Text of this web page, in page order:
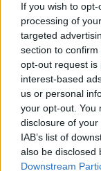
If you wish to
processing of
targeted
section to
opt-out request is
interest-based
us or personal
your opt-out. You
disclosure of
IAB’s list of
also be disclosed
Downstream
aumentam a
prolongado
prejudicar o
Fabiano de
evidências de
genéticas na
afirma, ocorre
pelo qual os
resposta às
vitória do
Publicado 3
Por Ígor
O “Millennium